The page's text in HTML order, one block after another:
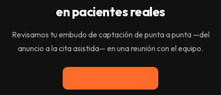
en pacientes reales
Revisamos tu embudo de captación de punta a punta —del
anuncio a la cita asistida— en una reunión con el equipo.